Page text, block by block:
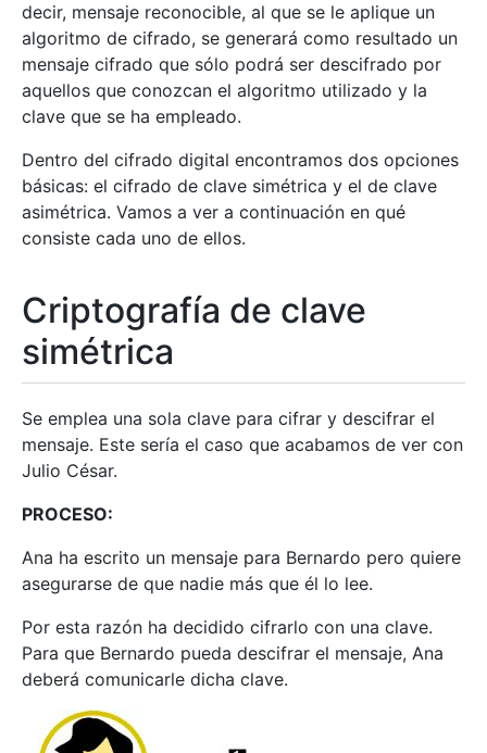
decir, mensaje reconocible, al que se le aplique un
algoritmo de cifrado, se generará como resultado un
mensaje cifrado que sólo podrá ser descifrado por
aquellos que conozcan el algoritmo utilizado y la
clave que se ha empleado.
Dentro del cifrado digital encontramos dos opciones
básicas: el cifrado de clave simétrica y el de clave
asimétrica. Vamos a ver a continuación en qué
consiste cada uno de ellos.
Criptografía de clave
simétrica
Se emplea una sola clave para cifrar y descifrar el
mensaje. Este sería el caso que acabamos de ver con
Julio César.
PROCESO:
Ana ha escrito un mensaje para Bernardo pero quiere
asegurarse de que nadie más que él lo lee.
Por esta razón ha decidido cifrarlo con una clave.
Para que Bernardo pueda descifrar el mensaje, Ana
deberá comunicarle dicha clave.